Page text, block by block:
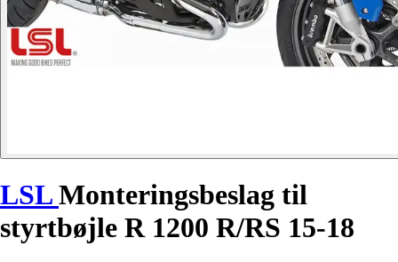
LSLMonteringsbeslag til
styrtbøjle R 1200 R/RS 15-18